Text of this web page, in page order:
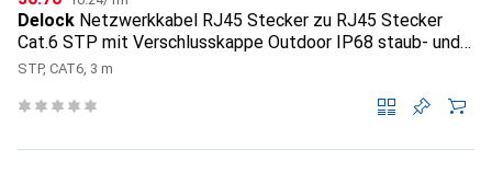
Delock Netzwerkkabel RJ45 Stecker zu RJ45 Stecker
Cat.6 STP mit Verschlusskappe Outdoor IP68 staub- und
was
STP, CAT6, 3 m